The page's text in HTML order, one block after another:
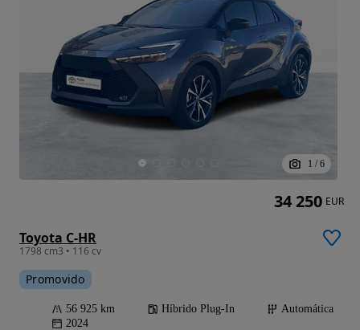
1 / 6
Toyota C-HR
1798 cm3 • 116 cv
Promovido
56 925 km Híbrido Plug-In
Automática
2024
34 250 EUR